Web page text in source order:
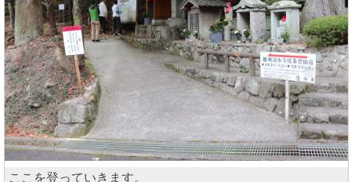
ここを登っていきます。